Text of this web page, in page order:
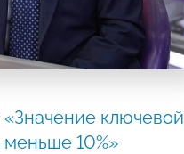
ключевой
10%»